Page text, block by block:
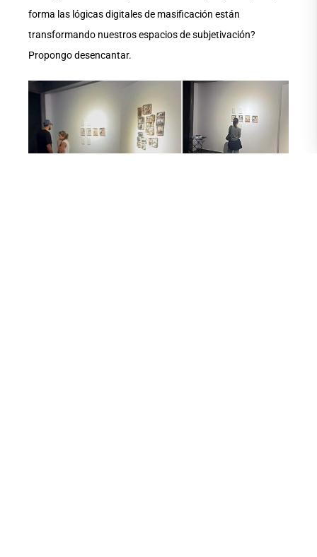
forma las lógicas digitales de masificación están
transformando nuestros espacios de subjetivación?
Propongo desencantar.